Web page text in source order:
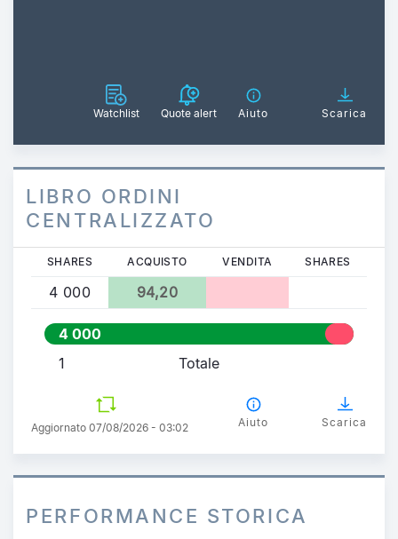
Watchlist Quote alert Aiuto Scarica
LIBRO ORDINI
CENTRALIZZATO
SHARES ACQUISTO VENDITA SHARES
4 000 94,20
4 000
1
Totale
Aggiornato 07/08/2026 - 03:02 Aiuto Scarica
PERFORMANCE STORICA